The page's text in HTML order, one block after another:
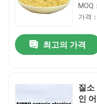
MOQ
가격
최고의 가격
질소
인